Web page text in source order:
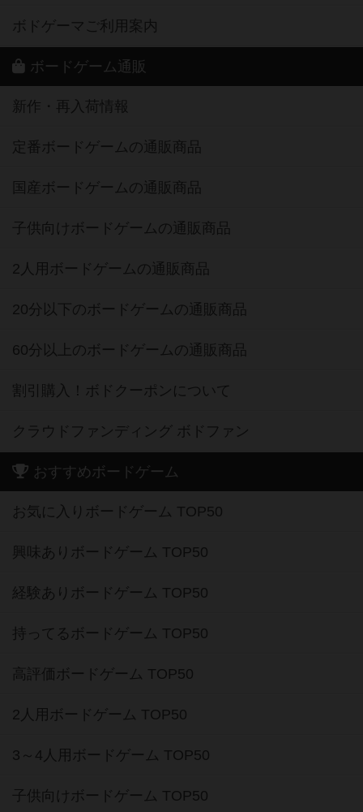
ボドゲーマご利用案内
ボードゲーム通販
新作・再入荷情報
定番ボードゲームの通販商品
国産ボードゲームの通販商品
子供向けボードゲームの通販商品
2人用ボードゲームの通販商品
20分以下のボードゲームの通販商品
60分以上のボードゲームの通販商品
割引購入！ボドクーポンについて
クラウドファンディング ボドファン
おすすめボードゲーム
お気に入りボードゲーム TOP50
興味ありボードゲーム TOP50
経験ありボードゲーム TOP50
持ってるボードゲーム TOP50
高評価ボードゲーム TOP50
2人用ボードゲーム TOP50
3～4人用ボードゲーム TOP50
子供向けボードゲーム TOP50